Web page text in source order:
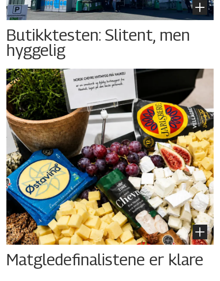
Butikktesten: Slitent, men
hyggelig
Matgledefinalistene er klare